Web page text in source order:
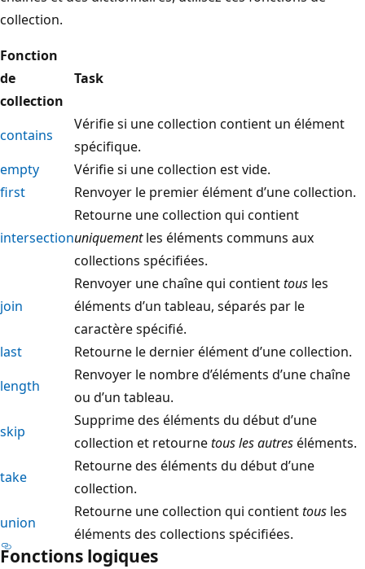
collection.
Fonction
de
collection
Task
contains
Vérifie si une collection contient un élément
spécifique.
empty
Vérifie si une collection est vide.
first
Renvoyer le premier élément d’une collection.
intersection
Retourne une collection qui contient
uniquementles éléments communs aux
collections spécifiées.
join
Renvoyer une chaîne qui contienttous les
éléments d’un tableau, séparés par le
caractère spécifié.
last
Retourne le dernier élément d’une collection.
length
Renvoyer le nombre d’éléments d’une chaîne
ou d’un tableau.
skip
Supprime des éléments du début d’une
collection et retournetous les autreséléments.
take
Retourne des éléments du début d’une
collection.
union
Retourne une collection qui contienttous les
éléments des collections spécifiées.
Fonctions logiques